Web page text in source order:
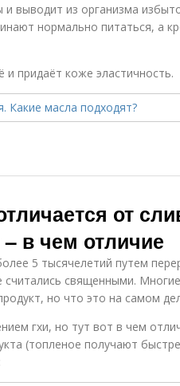
выводит из организма
нормально питаться, а
придаёт коже эластичность.
от
в чем отличие
5 тысячелетий путем
священными.
но что это на самом
гхи, но тут вот в чем
(топленое получают